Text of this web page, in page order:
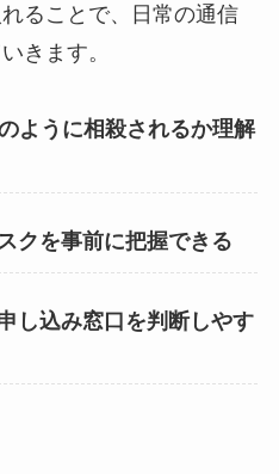
ることで、日常の通信
きます。
ように相殺されるか理解
クを事前に把握できる
し込み窓口を判断しやす